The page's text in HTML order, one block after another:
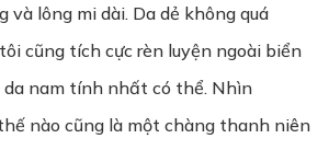
và lông mi dài. Da dẻ không quá
cũng tích cực rèn luyện ngoài biển
da nam tính nhất có thể. Nhìn
nào cũng là một chàng thanh niên